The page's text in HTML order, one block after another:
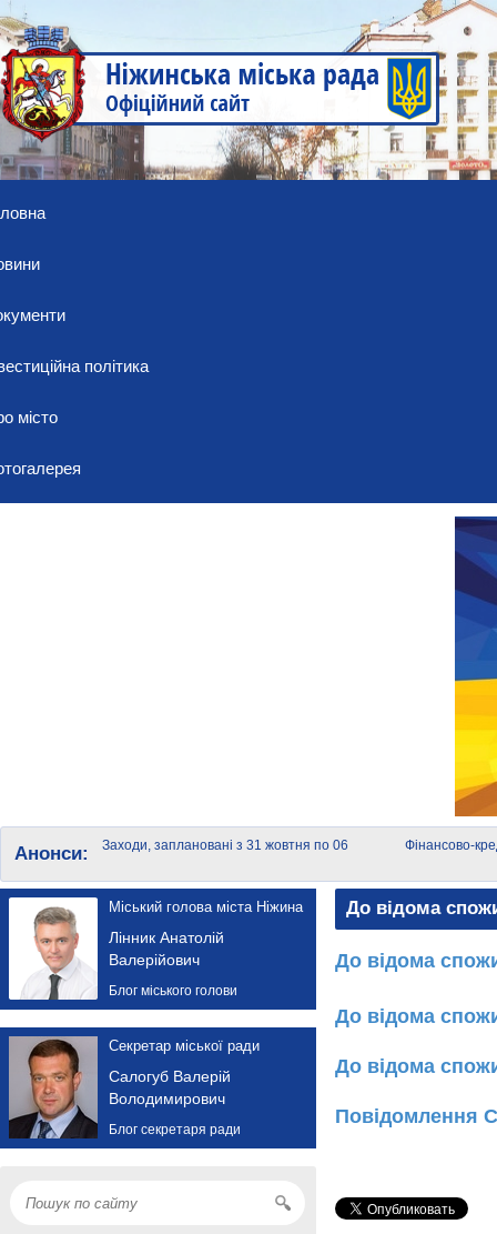
політика
місто
Анонси:
Заходи, заплановані з 31 жовтня по 06
Фінансово-
Міський голова міста Ніжина
Лінник Анатолій
Валерійович
Блог міського голови
Секретар міської ради
Салогуб Валерій
Володимирович
Блог секретаря ради
До відома
До відома
До відома
До відома
Повідомлення